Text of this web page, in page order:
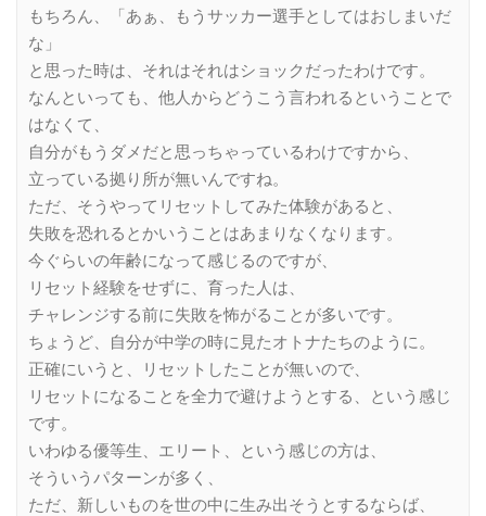
もちろん、「あぁ、もうサッカー選手としてはおしまいだ
な」
と思った時は、それはそれはショックだったわけです。
なんといっても、他人からどうこう言われるということで
はなくて、
自分がもうダメだと思っちゃっているわけですから、
立っている拠り所が無いんですね。
ただ、そうやってリセットしてみた体験があると、
失敗を恐れるとかいうことはあまりなくなります。
今ぐらいの年齢になって感じるのですが、
リセット経験をせずに、育った人は、
チャレンジする前に失敗を怖がることが多いです。
ちょうど、自分が中学の時に見たオトナたちのように。
正確にいうと、リセットしたことが無いので、
リセットになることを全力で避けようとする、という感じ
です。
いわゆる優等生、エリート、という感じの方は、
そういうパターンが多く、
ただ、新しいものを世の中に生み出そうとするならば、